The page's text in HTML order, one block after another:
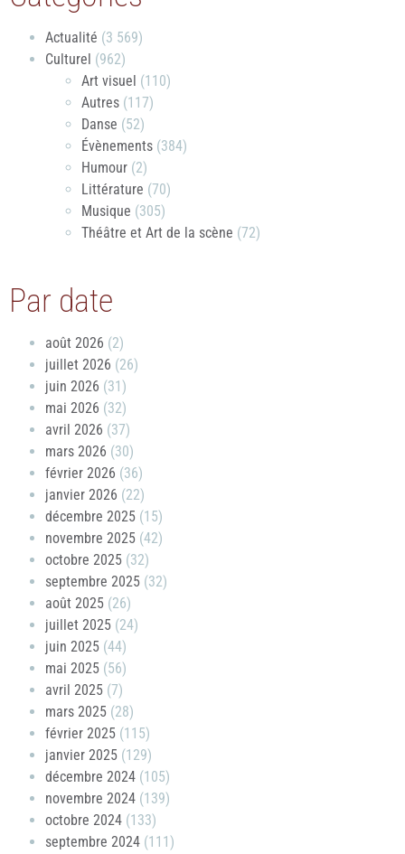
Actualité (3 569)
Culturel (962)
Art visuel (110)
Autres (117)
Danse (52)
Évènements (384)
Humour (2)
Littérature (70)
Musique (305)
Théâtre et Art de la scène (72)
Par date
août 2026 (2)
juillet 2026 (26)
juin 2026 (31)
mai 2026 (32)
avril 2026 (37)
mars 2026 (30)
février 2026 (36)
janvier 2026 (22)
décembre 2025 (15)
novembre 2025 (42)
octobre 2025 (32)
septembre 2025 (32)
août 2025 (26)
juillet 2025 (24)
juin 2025 (44)
mai 2025 (56)
avril 2025 (7)
mars 2025 (28)
février 2025 (115)
janvier 2025 (129)
décembre 2024 (105)
novembre 2024 (139)
octobre 2024 (133)
septembre 2024 (111)